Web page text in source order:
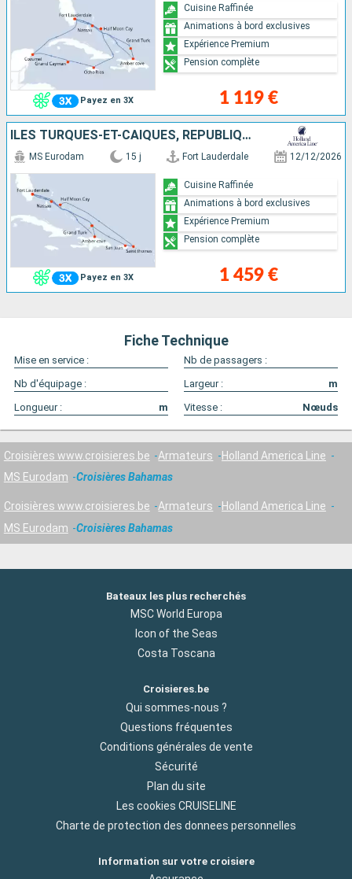
Payez en 3X 1 119 €
Cuisine Raffinée
Animations à bord exclusives
Expérience Premium
Pension complète
ÎLES TURQUES-ET-CAÏQUES, RÉPUBLIQUE DOMINICAINE, ÉTATS-UNIS, PORTO RICO, SAINT-THOMAS, BAHAMAS
Payez en 3X
MS Eurodam 15 j Fort Lauderdale 12/12/2026
1 459 €
Cuisine Raffinée
Animations à bord exclusives
Expérience Premium
Pension complète
Fiche Technique
Mise en service :
Nb de passagers :
Nb d'équipage :
Largeur :
m
Longueur :
m Vitesse : Nœuds
Croisières www.croisieres.be Armateurs
Holland America Line
MS Eurodam
Croisières Bahamas
Croisières www.croisieres.be Armateurs
Holland America Line
MS Eurodam
Croisières Bahamas
Bateaux les plus recherchés
MSC World Europa
Icon of the Seas
Costa Toscana
Croisieres.be
Qui sommes-nous ?
Questions fréquentes
Conditions générales de vente
Sécurité
Plan du site
Les cookies CRUISELINE
Charte de protection des donnees personnelles
Information sur votre croisiere